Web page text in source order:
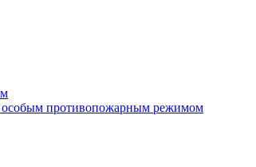
особым противопожарным режимом